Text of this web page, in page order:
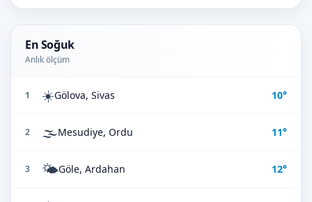
En Soğuk
Anlık ölçüm
1 ☀️Gölova, Sivas 10°
2 🌫️Mesudiye, Ordu 11°
3 🌤️Göle, Ardahan 12°